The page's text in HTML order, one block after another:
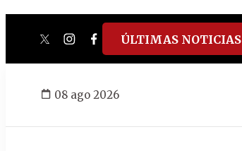
twitterinstagram
facebook
tiktokyoutube
spotify
ÚLTIMAS NOTICIAS
08 ago 2026